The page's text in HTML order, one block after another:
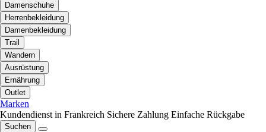
Damenschuhe
Herrenbekleidung
Damenbekleidung
Trail
Wandern
Ausrüstung
Ernährung
Outlet
Marken
Kundendienst in Frankreich Sichere Zahlung Einfache Rückgabe
Suchen